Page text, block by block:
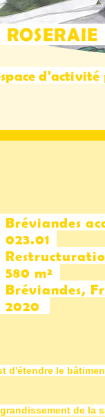
d'activité
:
:
:
:
d'étendre le
de la
Bréviandes
023.01
580 m²
Bréviandes,
2020